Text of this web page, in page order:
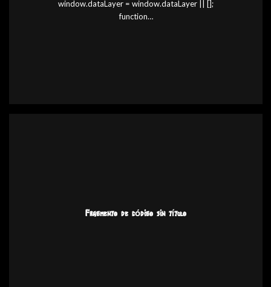
window.dataLayer = window.dataLayer || [];
function…
Fragmento de código sin título